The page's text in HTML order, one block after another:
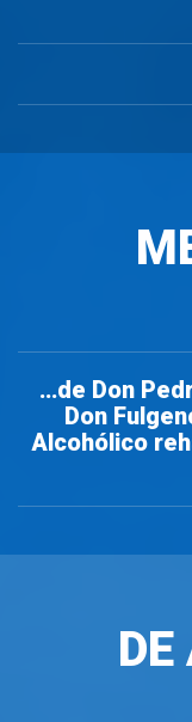
…de Don
Don
Alcohólico
DE